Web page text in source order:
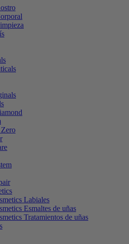
Labiales
Esmaltes de uñas
Tratamientos de uñas